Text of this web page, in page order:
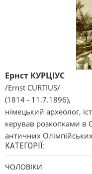
Ернст КУРЦІУС
/Ernst CURTІUS/
(1814 - 11.7.1896),
німецький археолог,
керував розкопками в
античних Олімпійських
КАТЕГОРІЇ:
ЧОЛОВІКИ